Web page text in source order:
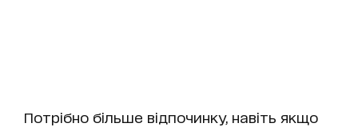
Потрібно більше відпочинку, навіть якщо